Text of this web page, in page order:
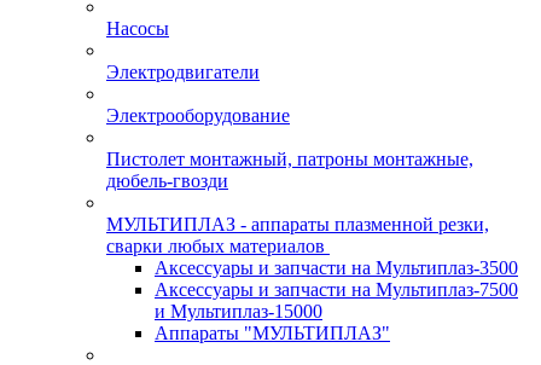
Насосы
Электродвигатели
Электрооборудование
Пистолет монтажный, патроны монтажные,
дюбель-гвозди
МУЛЬТИПЛАЗ - аппараты плазменной резки,
сварки любых материалов
Аксессуары и запчасти на Мультиплаз-3500
Аксессуары и запчасти на Мультиплаз-7500
и Мультиплаз-15000
Аппараты "МУЛЬТИПЛАЗ"